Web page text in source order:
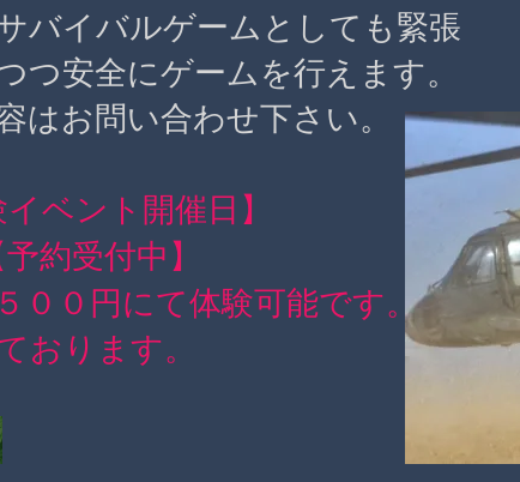
バイバルゲームとしても緊張
つ安全にゲームを行えます。
はお問い合わせ下さい。
イベント開催日】
予約受付中】
００円にて体験可能です。
おります。